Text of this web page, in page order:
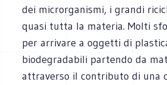
dei microrganismi, i grandi
quasi tutta la materia. Molti
per arrivare a oggetti di
biodegradabili partendo da
attraverso il contributo di una